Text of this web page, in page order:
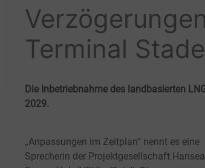
Terminal Stade
Die Inbetriebnahme des landbasierten
2029.
„Anpassungen im Zeitplan“ nennt es eine
Sprecherin der Projektgesellschaft